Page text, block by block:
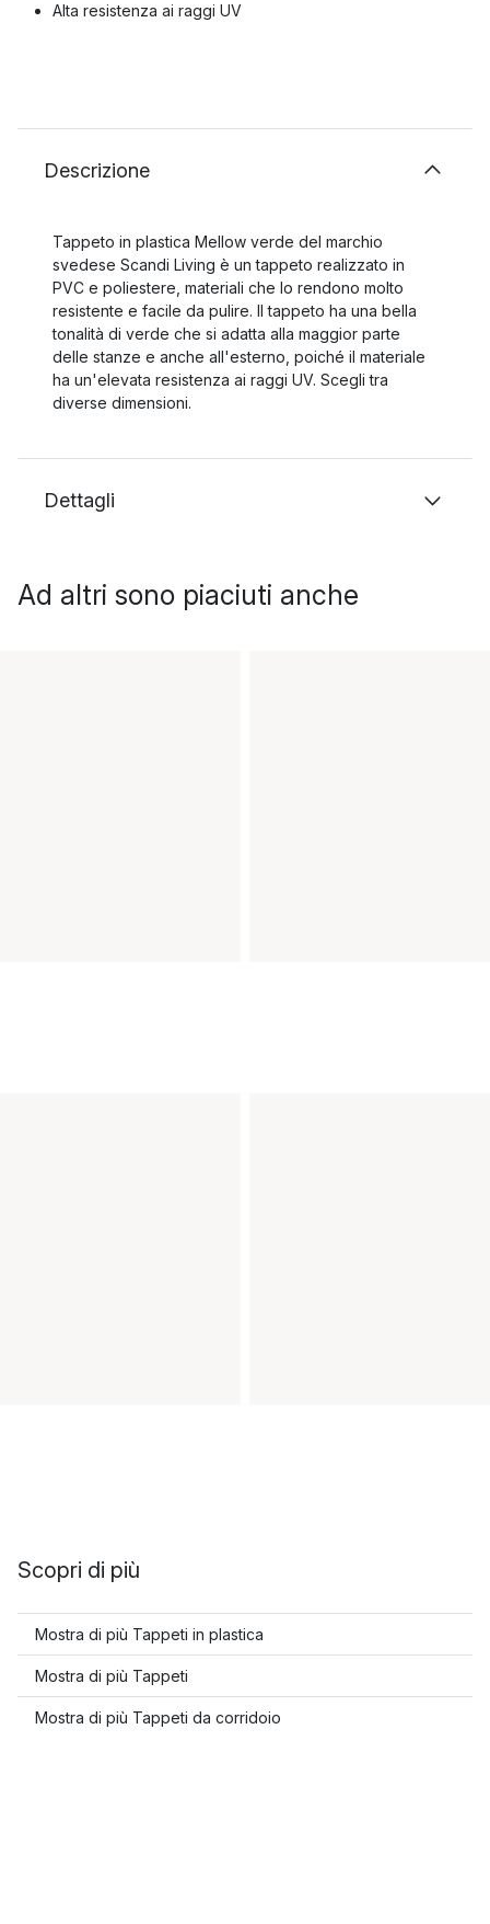
Alta resistenza ai raggi UV
Descrizione
Tappeto in plastica Mellow verde del marchio
svedese Scandi Living è un tappeto realizzato in
PVC e poliestere, materiali che lo rendono molto
resistente e facile da pulire. Il tappeto ha una bella
tonalità di verde che si adatta alla maggior parte
delle stanze e anche all'esterno, poiché il materiale
ha un'elevata resistenza ai raggi UV. Scegli tra
diverse dimensioni.
Dettagli
Ad altri sono piaciuti anche
Scopri di più
Mostra di più Tappeti in plastica
Mostra di più Tappeti
Mostra di più Tappeti da corridoio